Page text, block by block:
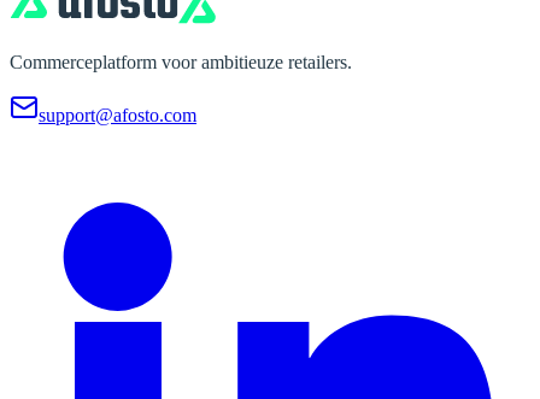
Commerceplatform voor ambitieuze retailers.
support@afosto.com